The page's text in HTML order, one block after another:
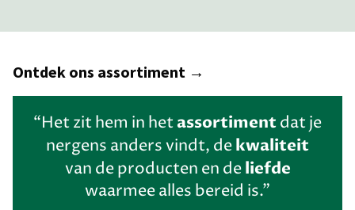
Ontdek ons assortiment →
“Het zit hem in hetassortimentdat je
nergens anders vindt, dekwaliteit
van de producten en deliefde
waarmee alles bereid is.”